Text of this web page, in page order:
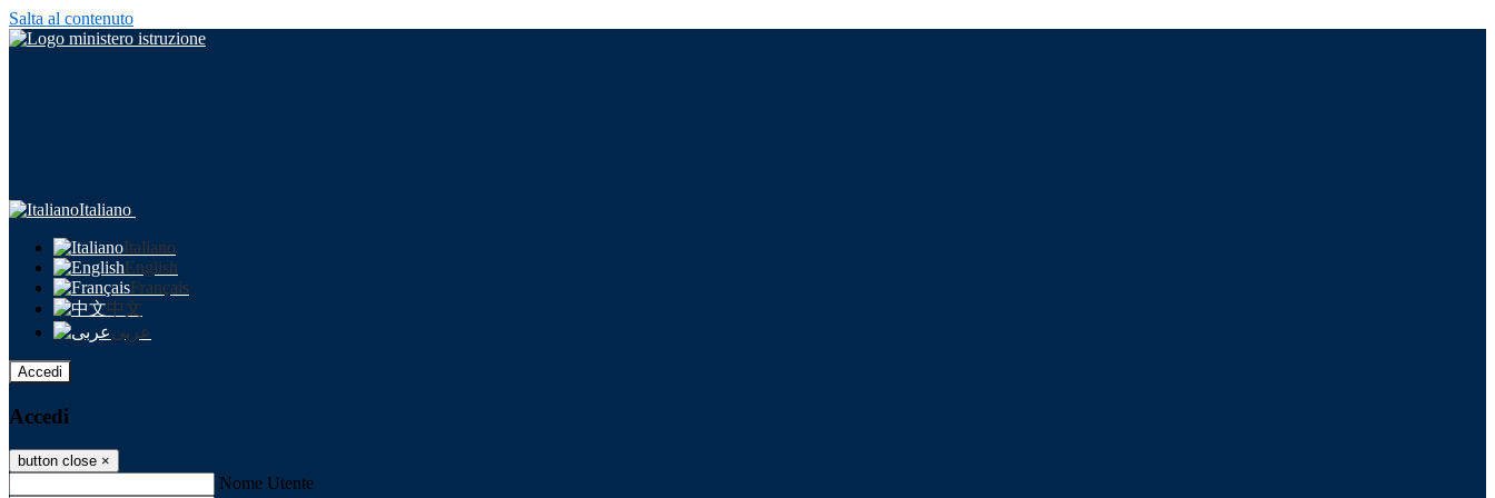
Salta al contenuto
Italiano
Italiano
English
Français
中文
عربى
Accedi
Accedi
button close ×
Nome Utente